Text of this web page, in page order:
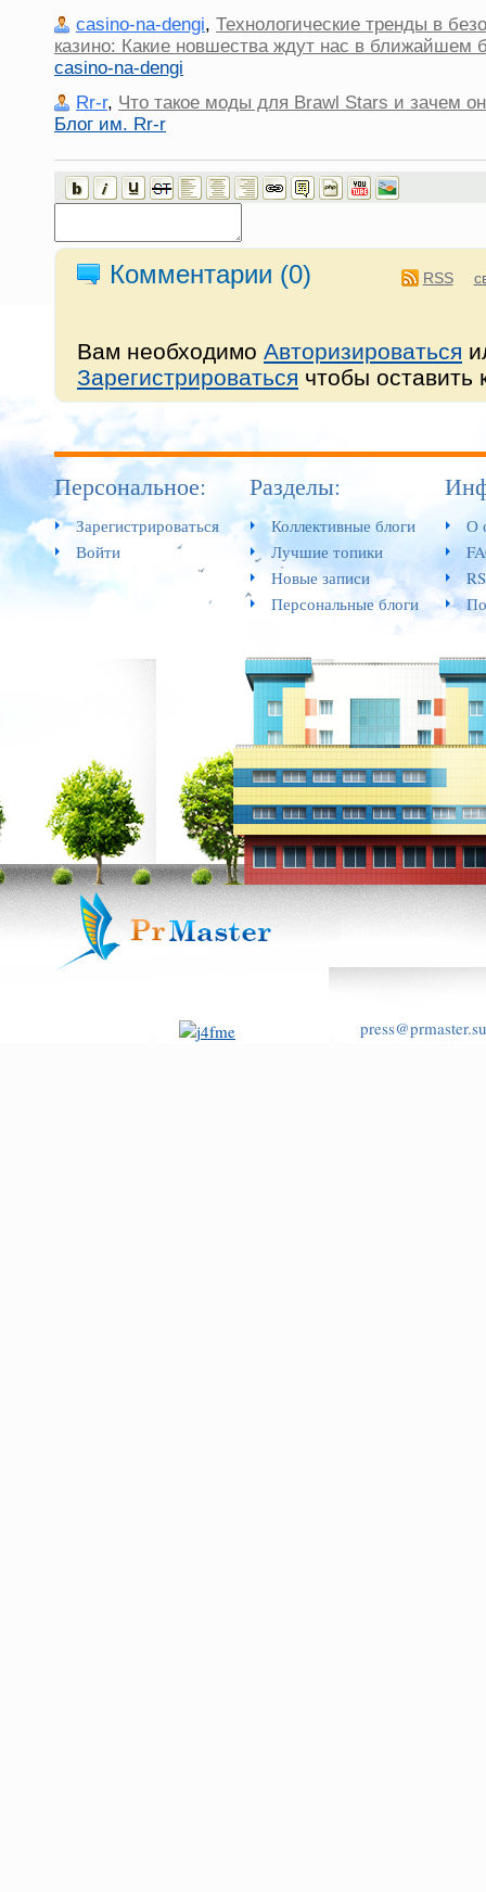
casino-na-dengi, Технологические тренды в
казино: Какие новшества ждут нас в ближайшем
casino-na-dengi
Rr-r, Что такое моды для Brawl Stars и зачем
Блог им. Rr-r
Комментарии (0) RSS
Вам необходимо Авторизироваться
Зарегистрироваться чтобы оставить
Персональное:
Зарегистрироваться
Войти
Разделы:
Коллективные блоги
Лучшие топики
Новые записи
Персональные блоги
О
press@prmaster.su